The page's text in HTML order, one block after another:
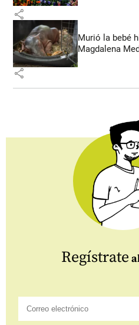
share
Murió la bebé
Magdalena
share
Regístrate